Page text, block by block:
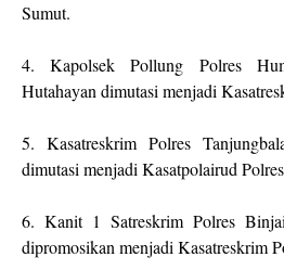
Sumut.
4. Kapolsek Pollung Polres
Hutahayan dimutasi menjadi
5. Kasatreskrim Polres
dimutasi menjadi Kasatpolairud
6. Kanit 1 Satreskrim Polres
dipromosikan menjadi Kasatreskrim